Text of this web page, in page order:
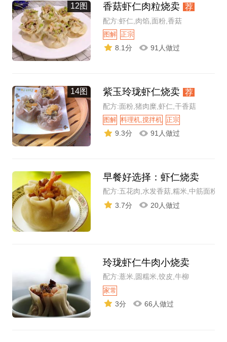
12图 香菇虾仁肉粒烧卖 荐
配方:虾仁,肉馅,面粉,香菇
图解 正宗
8.1分 91人做过
14图 紫玉玲珑虾仁烧卖 荐
配方:面粉,猪肉糜,虾仁,干香菇
图解 料理机,搅拌机 正宗
9.3分 91人做过
早餐好选择：虾仁烧卖
配方:五花肉,水发香菇,糯米,中筋面粉
3.7分
20人做过
玲珑虾仁牛肉小烧卖
配方:薏米,圆糯米,饺皮,牛柳
家常
3分 66人做过